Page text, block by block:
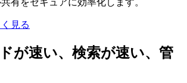
見る
が速い、検索が速い、管